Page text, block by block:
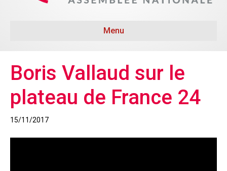
Menu
Boris Vallaud sur le
plateau de France 24
15/11/2017